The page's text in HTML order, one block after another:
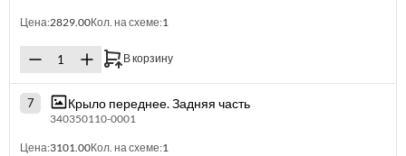
Цена:2829.00Кол. на схеме:1
В корзину
7 Крыло переднее. Задняя часть
340350110-0001
Цена:3101.00Кол. на схеме:1